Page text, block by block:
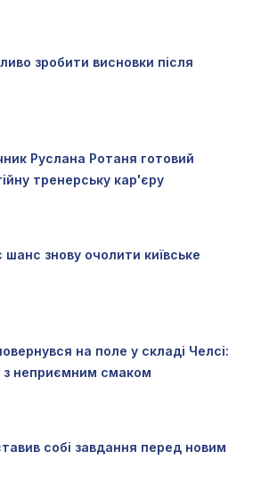
зробити висновки після
Руслана Ротаня готовий
тренерську кар'єру
шанс знову очолити київське
на поле у складі Челсі:
з неприємним смаком
собі завдання перед новим